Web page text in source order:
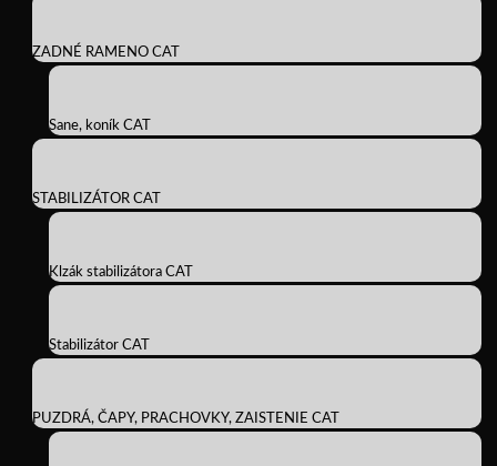
ZADNÉ RAMENO CAT
Sane, koník CAT
STABILIZÁTOR CAT
Klzák stabilizátora CAT
Stabilizátor CAT
PUZDRÁ, ČAPY, PRACHOVKY, ZAISTENIE CAT